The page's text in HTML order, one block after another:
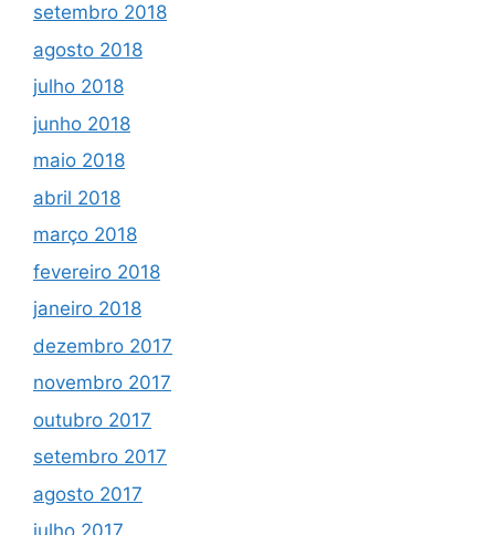
setembro 2018
agosto 2018
julho 2018
junho 2018
maio 2018
abril 2018
março 2018
fevereiro 2018
janeiro 2018
dezembro 2017
novembro 2017
outubro 2017
setembro 2017
agosto 2017